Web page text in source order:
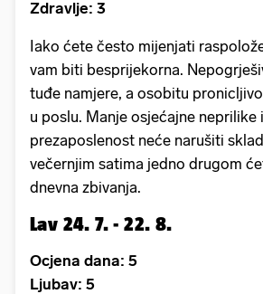
Zdravlje: 3
Iako ćete često mijenjati
vam biti besprijekorna.
tuđe namjere, a osobitu
u poslu. Manje osjećajne neprilike
prezaposlenost neće narušiti
večernjim satima jedno drugom
dnevna zbivanja.
Lav 24. 7. - 22. 8.
Ocjena dana: 5
Ljubav: 5